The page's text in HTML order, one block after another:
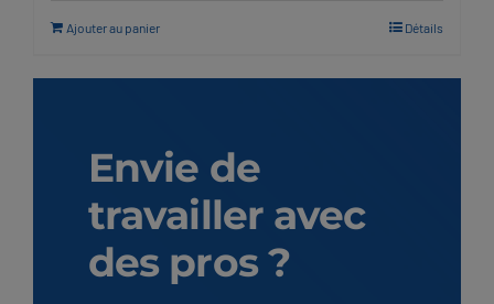
Ajouter au panier Détails
Envie de
travailler avec
des pros ?